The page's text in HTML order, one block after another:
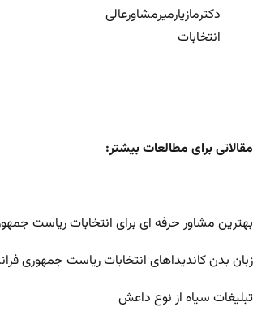
دکترمازیارمیرمشاورعالی
انتخابات
مقالاتی برای مطالعات بیشتر:
بهترین مشاور حرفه ای برای انتخابات ریاست
زبان بدن کاندیداهای انتخابات ریاست جمهوری
تبلیغات سیاه از نوع داعش